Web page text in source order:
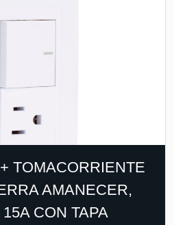
TOMACORRIENTE
AMANECER,
CON TAPA